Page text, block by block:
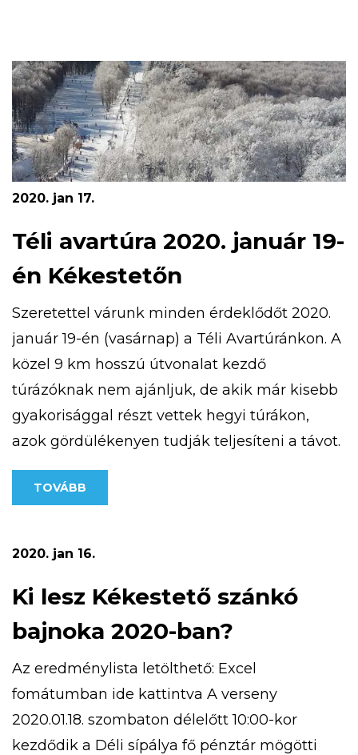
2020. jan 17.
Téli avartúra 2020. január 19-
én Kékestetőn
Szeretettel várunk minden érdeklődőt 2020.
január 19-én (vasárnap) a Téli Avartúránkon. A
közel 9 km hosszú útvonalat kezdő
túrázóknak nem ajánljuk, de akik már kisebb
gyakorisággal részt vettek hegyi túrákon,
azok gördülékenyen tudják teljesíteni a távot.
Túránk 10 órakor indul a Kékestetőn található
Tető Étteremtől, a részvételi díj: 500 Ft/fő A
TOVÁBB
2020. jan 16.
Ki lesz Kékestető szánkó
bajnoka 2020-ban?
Az eredménylista letölthető: Excel
fomátumban ide kattintva A verseny
2020.01.18. szombaton délelőtt 10:00-kor
kezdődik a Déli sípálya fő pénztár mögötti